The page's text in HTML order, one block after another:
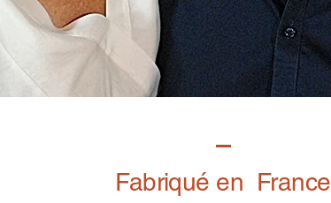
Fabriqué en France